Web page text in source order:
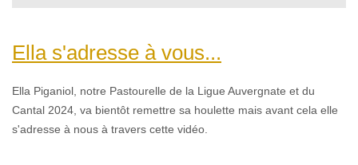
Ella s'adresse à vous...
Ella Piganiol, notre Pastourelle de la Ligue Auvergnate et du
Cantal 2024, va bientôt remettre sa houlette mais avant cela elle
s'adresse à nous à travers cette vidéo.